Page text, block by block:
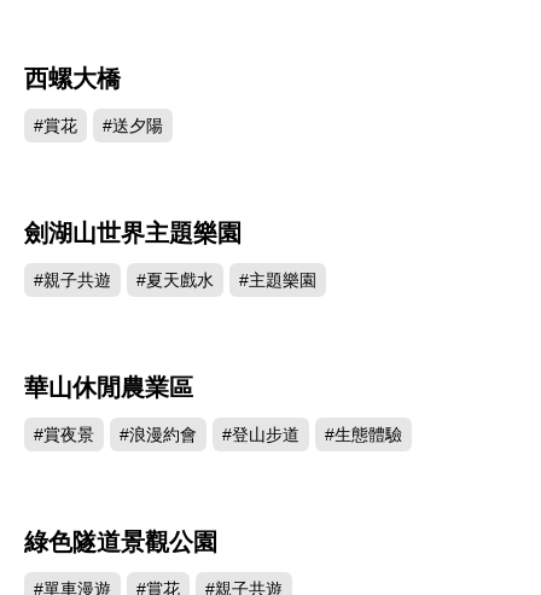
西螺大橋
#賞花 #送夕陽
劍湖山世界主題樂園
#親子共遊 #夏天戲水 #主題樂園
華山休閒農業區
#賞夜景 #浪漫約會 #登山步道 #生態體驗
綠色隧道景觀公園
#單車漫遊 #賞花 #親子共遊